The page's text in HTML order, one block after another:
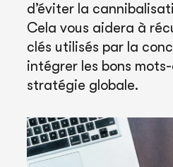
d’éviter la
Cela vous aidera à
clés utilisés par la
intégrer les bons
stratégie globale.